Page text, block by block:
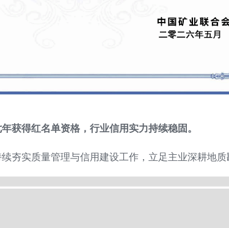
获得红名单资格，行业信用实力持续稳固。
夯实质量管理与信用建设工作，立足主业深耕地质